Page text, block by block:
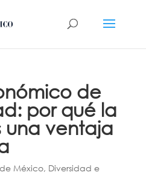
de
por qué la
una ventaja
México, Diversidad e